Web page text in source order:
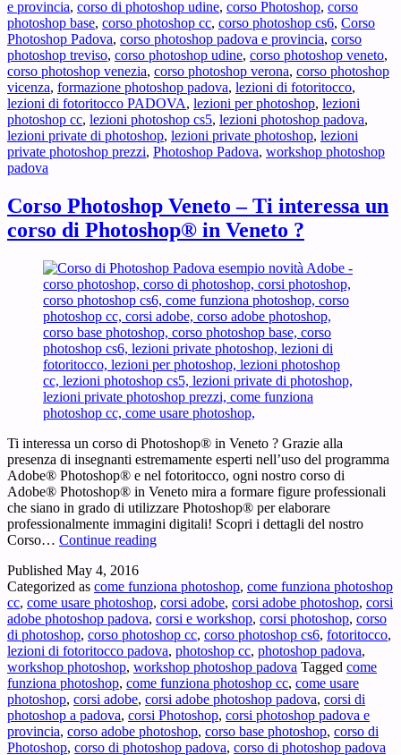
e provincia, corso di photoshop udine, corso Photoshop, corso
photoshop base, corso photoshop cc, corso photoshop cs6, Corso
Photoshop Padova, corso photoshop padova e provincia, corso
photoshop treviso, corso photoshop udine, corso photoshop veneto,
corso photoshop venezia, corso photoshop verona, corso photoshop
vicenza, formazione photoshop padova, lezioni di fotoritocco,
lezioni di fotoritocco PADOVA, lezioni per photoshop, lezioni
photoshop cc, lezioni photoshop cs5, lezioni photoshop padova,
lezioni private di photoshop, lezioni private photoshop, lezioni
private photoshop prezzi, Photoshop Padova, workshop photoshop
padova
Corso Photoshop Veneto – Ti interessa un
corso di Photoshop® in Veneto ?
Ti interessa un corso di Photoshop® in Veneto ? Grazie alla
presenza di insegnanti estremamente esperti nell’uso del programma
Adobe® Photoshop® e nel fotoritocco, ogni nostro corso di
Adobe® Photoshop® in Veneto mira a formare figure professionali
che siano in grado di utilizzare Photoshop® per elaborare
professionalmente immagini digitali! Scopri i dettagli del nostro
Corso… Continue readingCorso
–
Ti
interessa
un
corso
di
Photoshop®
in
Veneto
?
Published May 4, 2016
Categorized as come funziona photoshop, come funziona photoshop
cc, come usare photoshop, corsi adobe, corsi adobe photoshop, corsi
adobe photoshop padova, corsi e workshop, corsi photoshop, corso
di photoshop, corso photoshop cc, corso photoshop cs6, fotoritocco,
lezioni di fotoritocco padova, photoshop cc, photoshop padova,
workshop photoshop, workshop photoshop padova Tagged come
funziona photoshop, come funziona photoshop cc, come usare
photoshop, corsi adobe, corsi adobe photoshop padova, corsi di
photoshop a padova, corsi Photoshop, corsi photoshop padova e
provincia, corso adobe photoshop, corso base photoshop, corso di
Photoshop, corso di photoshop padova, corso di photoshop padova